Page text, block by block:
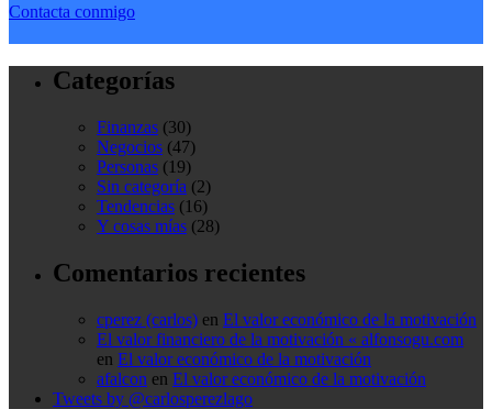
Contacta conmigo
Categorías
Finanzas (30)
Negocios (47)
Personas (19)
Sin categoría (2)
Tendencias (16)
Y cosas mías (28)
Comentarios recientes
cperez (carlos) en El valor económico de la motivación
El valor financiero de la motivación « alfonsogu.com
en El valor económico de la motivación
afalcon en El valor económico de la motivación
Tweets by @carlosperezlago